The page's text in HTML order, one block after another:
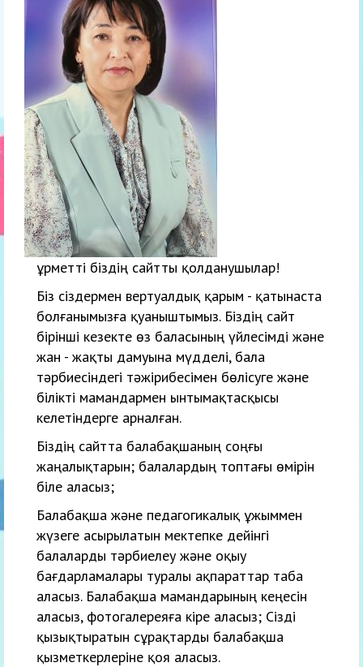
Құрметті біздің сайтты қолданушылар!
Біз сіздермен вертуалдық қарым - қатынаста
болғанымызға қуаныштымыз. Біздің сайт
бірінші кезекте өз баласының үйлесімді және
жан - жақты дамуына мүдделі, бала
тәрбиесіндегі тәжірибесімен бөлісуге және
білікті мамандармен ынтымақтасқысы
келетіндерге арналған.
Біздің сайтта балабақшаның соңғы
жаңалықтарын; балалардың топтағы өмірін
біле аласыз;
Балабақша және педагогикалық ұжыммен
жүзеге асырылатын мектепке дейінгі
балаларды тәрбиелеу және оқыу
бағдарламалары туралы ақпараттар таба
аласыз. Балабақша мамандарының кеңесін
аласыз, фотогалереяға кіре аласыз; Сізді
қызықтыратын сұрақтарды балабақша
қызметкерлеріне қоя аласыз.